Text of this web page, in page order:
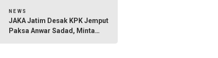
NEWS
JAKA Jatim Desak KPK Jemput
Paksa Anwar Sadad, Minta